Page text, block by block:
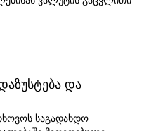
და
საგადახდო